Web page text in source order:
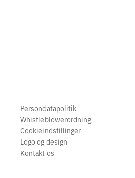
Persondatapolitik
Whistleblowerordning
Cookieindstillinger
Logo og design
Kontakt os